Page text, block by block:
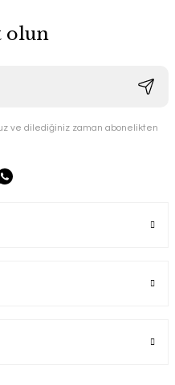
olun
ve dilediğiniz zaman abonelikten